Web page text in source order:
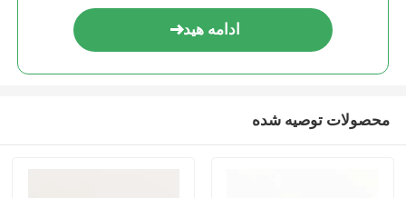
ادامه هید
محصولات توصیه شده